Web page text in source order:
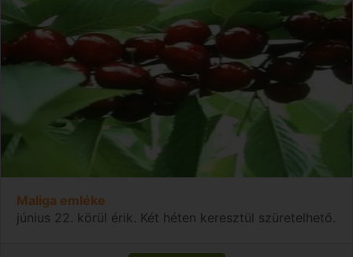
Maliga emléke
június 22. körül érik. Két héten keresztül szüretelhető.